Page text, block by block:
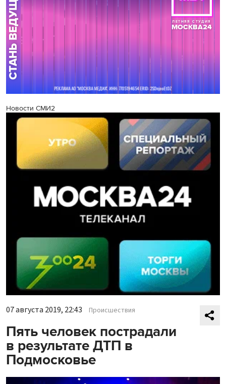
Новости СМИ2
07 августа 2019, 22:43 Происшествия
Пять человек пострадали
в результате ДТП в
Подмосковье